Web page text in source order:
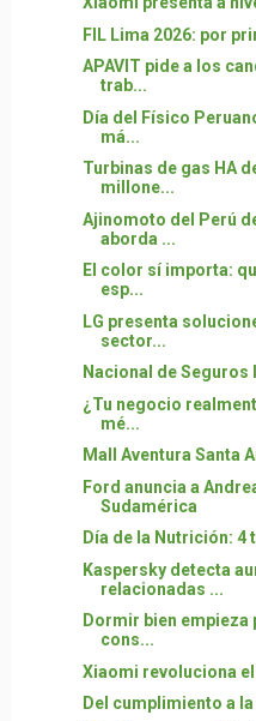
FIL Lima 2026: por
APAVIT pide a los
trab...
Día del Físico
má...
Turbinas de gas HA
millone...
Ajinomoto del Perú
aborda ...
El color sí importa:
esp...
LG presenta
sector...
Nacional de Seguros
¿Tu negocio
mé...
Mall Aventura Santa
Ford anuncia a
Sudamérica
Día de la Nutrición: 4
Kaspersky detecta
relacionadas ...
Dormir bien
cons...
Xiaomi revoluciona
Del cumplimiento a